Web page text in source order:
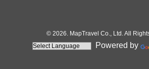
© 2026. MapTravel Co., Ltd. All
Powered by